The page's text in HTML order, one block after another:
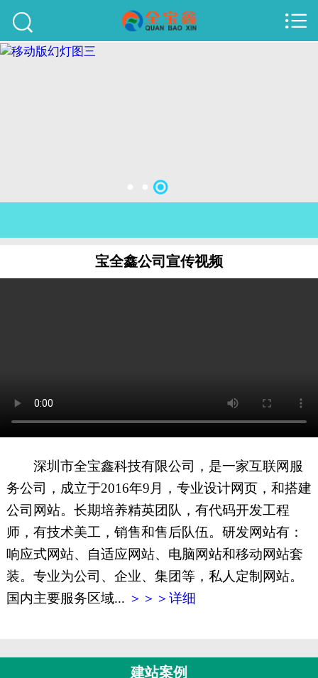
关于我们
联系我们
51La
XML地图


宝全鑫公司宣传视频
深圳市全宝鑫科技有限公司，是一家互联网服
务公司，成立于2016年9月，专业设计网页，和搭建
公司网站。长期培养精英团队，有代码开发工程
师，有技术美工，销售和售后队伍。研发网站有：
响应式网站、自适应网站、电脑网站和移动网站套
装。专业为公司、企业、集团等，私人定制网站。
国内主要服务区域... ＞＞＞详细
建站案例